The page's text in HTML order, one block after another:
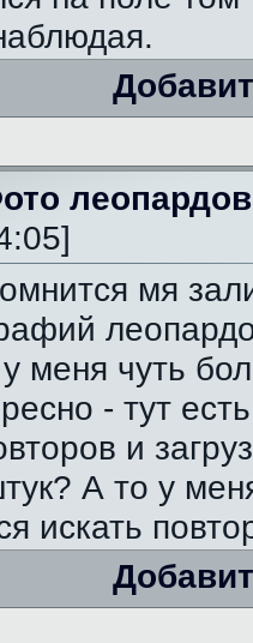
леопардов
мя
меня чуть
- тут
и
А то у
искать